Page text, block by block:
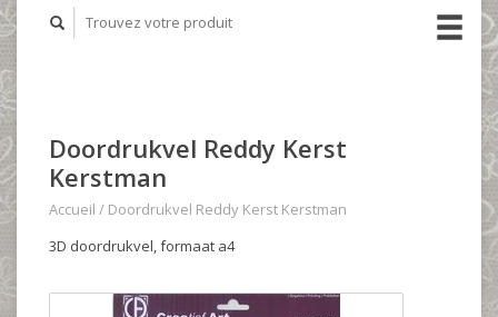
Doordrukvel Reddy Kerst
Kerstman
Accueil / Doordrukvel Reddy Kerst Kerstman
3D doordrukvel, formaat a4